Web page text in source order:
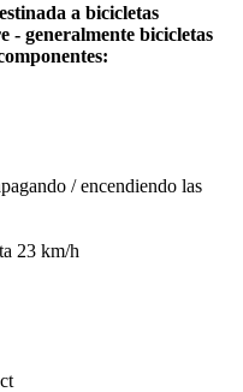
a bicicletas
- generalmente bicicletas
/ encendiendo las
23 km/h